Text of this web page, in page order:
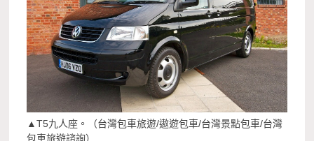
▲T5九人座。（台灣包車旅遊/遨遊包車/台灣景點包車/台灣
包車旅遊諮詢）